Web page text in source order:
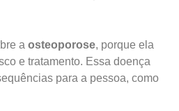
a osteoporose, porque ela
e tratamento. Essa doença
para a pessoa, como